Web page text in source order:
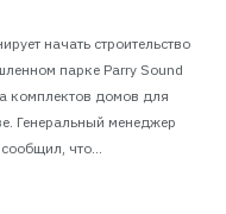
начать строительство
парке Parry Sound
комплектов домов для
Генеральный менеджер
что...